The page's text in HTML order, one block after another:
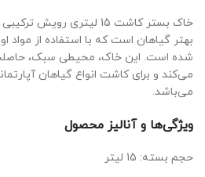
خاک بستر کاشت 15 لیتری
بهتر گیاهان است که با استفاده از مواد
شده است. این خاک، محیطی سبک،
می‌کند و برای کاشت انواع گیاهان
می‌باشد.
ویژگی‌ها و آنالیز محصول
حجم بسته: 15 لیتر